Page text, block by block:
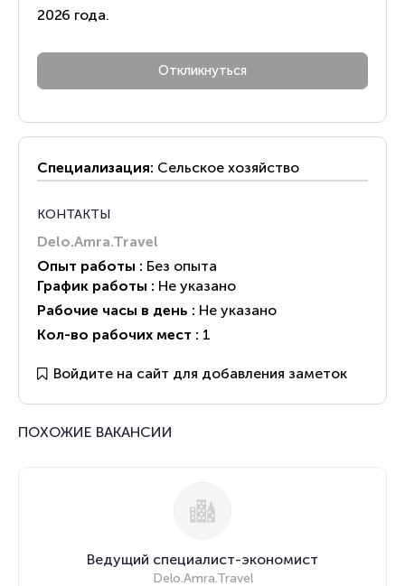
2026 года.
Специализация: Сельское хозяйство
КОНТАКТЫ
Delo.Amra.Travel
Опыт работы : Без опыта
График работы : Не указано
Рабочие часы в день : Не указано
Кол-во рабочих мест : 1
Войдите на сайт для добавления заметок
ПОХОЖИЕ ВАКАНСИИ
Ведущий специалист-экономист
Delo.Amra.Travel